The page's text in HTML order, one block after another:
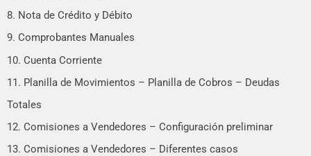
8. Nota de Crédito y Débito
9. Comprobantes Manuales
10. Cuenta Corriente
11. Planilla de Movimientos – Planilla de Cobros – Deudas
Totales
12. Comisiones a Vendedores – Configuración preliminar
13. Comisiones a Vendedores – Diferentes casos